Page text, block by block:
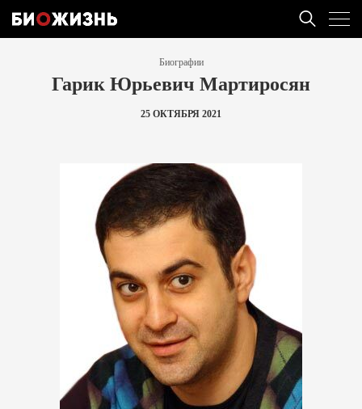
Биографии
Гарик Юрьевич Мартиросян
25 ОКТЯБРЯ 2021